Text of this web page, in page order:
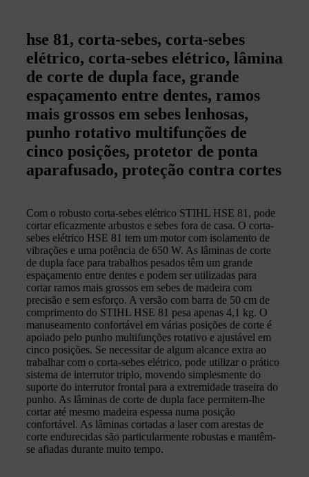
hse 81, corta-sebes, corta-sebes
elétrico, corta-sebes elétrico, lâmina
de corte de dupla face, grande
espaçamento entre dentes, ramos
mais grossos em sebes lenhosas,
punho rotativo multifunções de
cinco posições, protetor de ponta
aparafusado, proteção contra cortes
Com o robusto corta-sebes elétrico STIHL HSE 81, pode
cortar eficazmente arbustos e sebes fora de casa. O corta-
sebes elétrico HSE 81 tem um motor com isolamento de
vibrações e uma potência de 650 W. As lâminas de corte
de dupla face para trabalhos pesados têm um grande
espaçamento entre dentes e podem ser utilizadas para
cortar ramos mais grossos em sebes de madeira com
precisão e sem esforço. A versão com barra de 50 cm de
comprimento do STIHL HSE 81 pesa apenas 4,1 kg. O
manuseamento confortável em várias posições de corte é
apoiado pelo punho multifunções rotativo e ajustável em
cinco posições. Se necessitar de algum alcance extra ao
trabalhar com o corta-sebes elétrico, pode utilizar o prático
sistema de interrutor triplo, movendo simplesmente do
suporte do interrutor frontal para a extremidade traseira do
punho. As lâminas de corte de dupla face permitem-lhe
cortar até mesmo madeira espessa numa posição
confortável. As lâminas cortadas a laser com arestas de
corte endurecidas são particularmente robustas e mantêm-
se afiadas durante muito tempo.